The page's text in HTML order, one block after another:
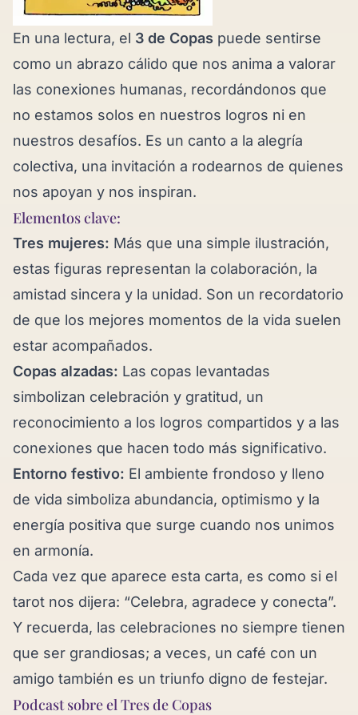
En una lectura, el 3 de Copas puede sentirse
como un abrazo cálido que nos anima a valorar
las conexiones humanas, recordándonos que
no estamos solos en nuestros logros ni en
nuestros desafíos. Es un canto a la alegría
colectiva, una invitación a rodearnos de quienes
nos apoyan y nos inspiran.
Elementos clave:
Tres mujeres: Más que una simple ilustración,
estas figuras representan la colaboración, la
amistad sincera y la unidad. Son un recordatorio
de que los mejores momentos de la vida suelen
estar acompañados.
Copas alzadas: Las copas levantadas
simbolizan celebración y gratitud, un
reconocimiento a los logros compartidos y a las
conexiones que hacen todo más significativo.
Entorno festivo: El ambiente frondoso y lleno
de vida simboliza abundancia, optimismo y la
energía positiva que surge cuando nos unimos
en armonía.
Cada vez que aparece esta carta, es como si el
tarot nos dijera: “Celebra, agradece y conecta”.
Y recuerda, las celebraciones no siempre tienen
que ser grandiosas; a veces, un café con un
amigo también es un triunfo digno de festejar.
Podcast sobre el Tres de Copas